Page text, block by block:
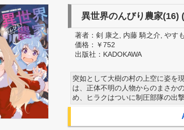
異世界のんびり農家(16)
著者： 剣 康之, 内藤 騎之介, やすも
価格： ￥752
出版社： KADOKAWA
突如として大樹の村の上空に姿を
は、正体不明の人物からのまさ
め、ヒラクはついに制圧部隊の出